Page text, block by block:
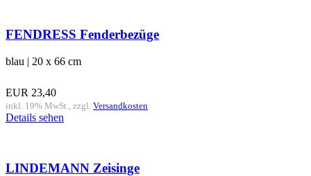
FENDRESS Fenderbezüge
blau | 20 x 66 cm
EUR 23,40
inkl. 19% MwSt., zzgl. Versandkosten
Details sehen
LINDEMANN Zeisinge